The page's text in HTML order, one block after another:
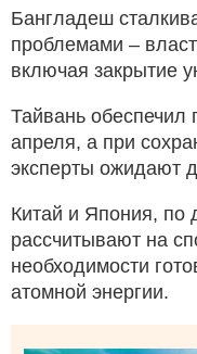
Бангладеш
проблемами –
включая закрытие
Тайвань обеспечил
апреля, а при
эксперты ожидают
Китай и Япония, по
рассчитывают на
необходимости
атомной энергии.